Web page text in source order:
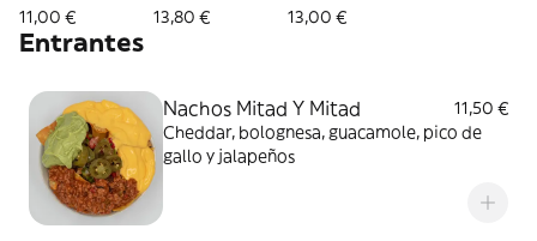
Cheddar
11,00 €
13,80 €
13,00 €
Entrantes
Nachos Mitad Y Mitad
11,50 €
Cheddar, bolognesa, guacamole, pico de
gallo y jalapeños